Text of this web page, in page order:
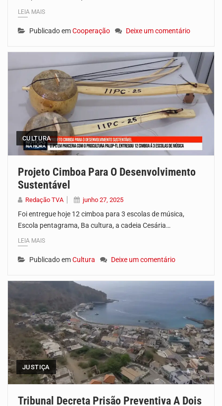
LEIA MAIS
Publicado emCooperação Deixe um comentário
CULTURA
Projeto Cimboa Para O Desenvolvimento
Sustentável
Redação TVA junho 27, 2025
Foi entregue hoje 12 cimboa para 3 escolas de música,
Escola pentagrama, Ba cultura, a cadeia Cesária…
LEIA MAIS
Publicado emCultura Deixe um comentário
JUSTIÇA
Tribunal Decreta Prisão Preventiva A Dois